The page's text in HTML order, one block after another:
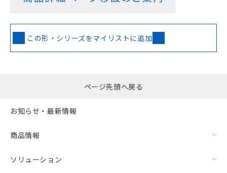
この形・シリーズをマイリストに追加
ページ先頭へ戻る
お知らせ・最新情報
商品情報
ソリューション